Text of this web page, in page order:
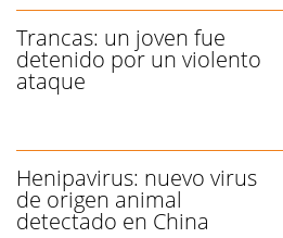
Trancas: un joven fue
detenido por un violento
ataque
Henipavirus: nuevo virus
de origen animal
detectado en China